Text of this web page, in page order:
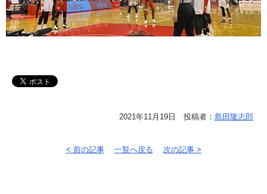
2021年11月19日 投稿者： 島田隆志郎
< 前の記事 一覧へ戻る 次の記事 >